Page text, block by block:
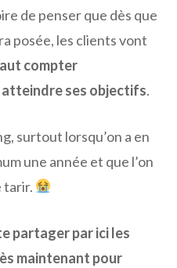
de penser que dès que
posée, les clients vont
compter
atteindre ses objectifs.
surtout lorsqu’on a en
une année et que l’on
tarir.
partager par ici les
maintenant pour